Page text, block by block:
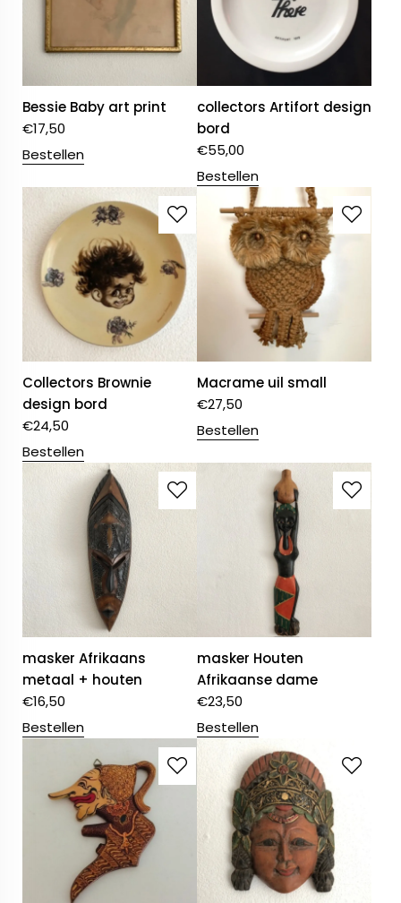
Bessie Baby art print
€17,50
Bestellen
collectors Artifort design
bord
€55,00
Bestellen
Collectors Brownie
design bord
€24,50
Bestellen
Macrame uil small
€27,50
Bestellen
masker Afrikaans
metaal + houten
€16,50
Bestellen
masker Houten
Afrikaanse dame
€23,50
Bestellen